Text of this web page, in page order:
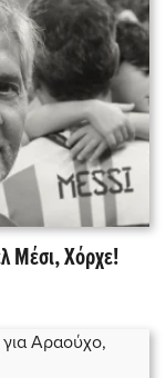
Μέσι, Χόρχε!